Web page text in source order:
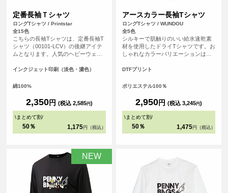
定番長袖Ｔシャツ
ロングTシャツ / Printstar
全15色
こちらの長袖Tシャツは、定番長袖T
シャツ（00101-LCV）の後継アイテ
ムとなります。人気のヘビーウェイ
合わせたシンプルなシルエットのた
ができる長袖Tシャツとなっていま
インクジェット印刷（淡色・濃色）
綿100%
2,350円 (税込 2,585円)
\まとめて割/
50％ 1,175 円（税込）
アースカラー長袖Tシャツ
ロングTシャツ / WUNDOU
全5色
シルキーで肌触りのいい給水速乾素
材を使用したドライTシャツです。お
しゃれなカラーバリエーションは、
普段使いのTシャツとしてもおすすめ
DTFプリント
ポリエステル100％
2,950円 (税込 3,245円)
\まとめて割/
50％ 1,475 円（税込）
NEW